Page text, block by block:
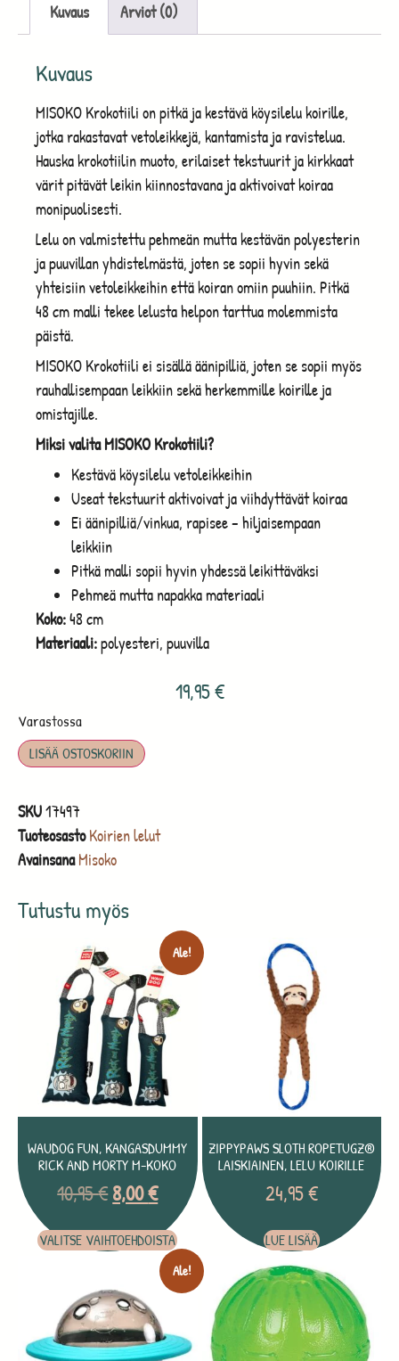
Tutustu myös
Ale!
WAUDOG FUN, KANGASDUMMY
RICK AND MORTY M-KOKO
10,95€8,00€
VALITSE VAIHTOEHDOISTA
ZIPPYPAWS SLOTH ROPETUGZ®
LAISKIAINEN, LELU KOIRILLE
24,95€
LUE LISÄÄ
Ale!
Kuvaus Arviot (0)
Kuvaus
MISOKO Krokotiili on pitkä ja kestävä köysilelu koirille,
jotka rakastavat vetoleikkejä, kantamista ja ravistelua.
Hauska krokotiilin muoto, erilaiset tekstuurit ja kirkkaat
värit pitävät leikin kiinnostavana ja aktivoivat koiraa
monipuolisesti.
Lelu on valmistettu pehmeän mutta kestävän polyesterin
ja puuvillan yhdistelmästä, joten se sopii hyvin sekä
yhteisiin vetoleikkeihin että koiran omiin puuhiin. Pitkä
48 cm malli tekee lelusta helpon tarttua molemmista
päistä.
MISOKO Krokotiili ei sisällä äänipilliä, joten se sopii myös
rauhallisempaan leikkiin sekä herkemmille koirille ja
omistajille.
Miksi valita MISOKO Krokotiili?
Kestävä köysilelu vetoleikkeihin
Useat tekstuurit aktivoivat ja viihdyttävät koiraa
Ei äänipilliä/vinkua, rapisee – hiljaisempaan
leikkiin
Pitkä malli sopii hyvin yhdessä leikittäväksi
Pehmeä mutta napakka materiaali
Koko:48 cm
Materiaali:polyesteri, puuvilla
19,95€
Varastossa
LISÄÄ OSTOSKORIIN
SKU17497
Tuoteosasto Koirien lelut
Avainsana Misoko